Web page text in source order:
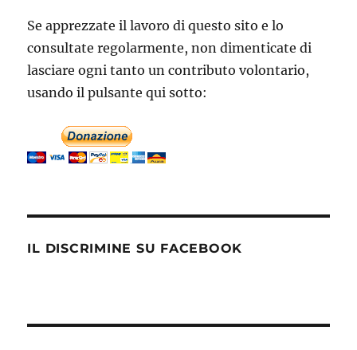
Se apprezzate il lavoro di questo sito e lo
consultate regolarmente, non dimenticate di
lasciare ogni tanto un contributo volontario,
usando il pulsante qui sotto:
IL DISCRIMINE SU FACEBOOK